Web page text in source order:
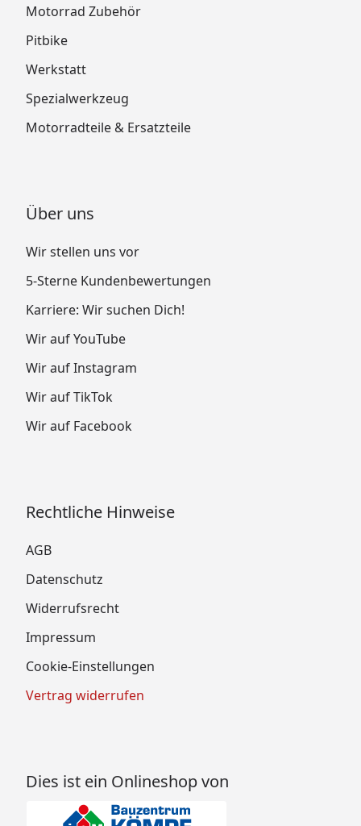
Motorrad Zubehör
Pitbike
Werkstatt
Spezialwerkzeug
Motorradteile & Ersatzteile
Über uns
Wir stellen uns vor
5-Sterne Kundenbewertungen
Karriere: Wir suchen Dich!
Wir auf YouTube
Wir auf Instagram
Wir auf TikTok
Wir auf Facebook
Rechtliche Hinweise
AGB
Datenschutz
Widerrufsrecht
Impressum
Cookie-Einstellungen
Vertrag widerrufen
Dies ist ein Onlineshop von